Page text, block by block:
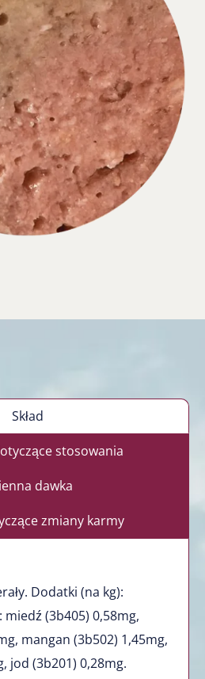
Skład
stosowania
dawka
zmiany karmy
Dodatki (na kg):
(3b405) 0,58mg,
mangan (3b502) 1,45mg,
jod (3b201) 0,28mg.